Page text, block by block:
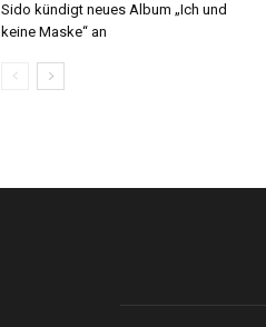
Sido kündigt neues Album „Ich und
keine Maske“ an